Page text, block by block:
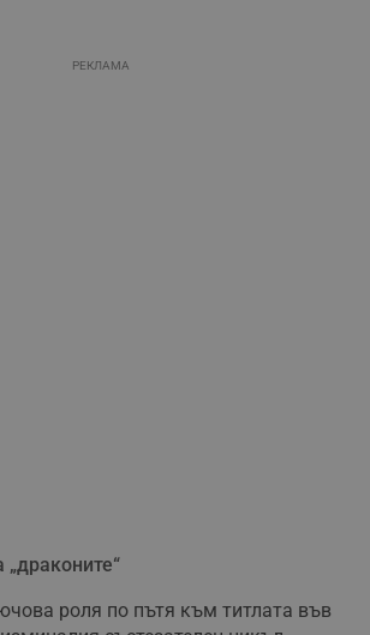
РЕКЛАМА
„драконите“
роля по пътя към титлата във